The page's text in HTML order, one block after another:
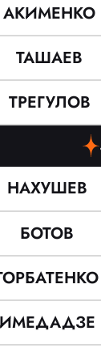
АКИМЕНКО
ТАШАЕВ
ТРЕГУЛОВ
НАХУШЕВ
БОТОВ